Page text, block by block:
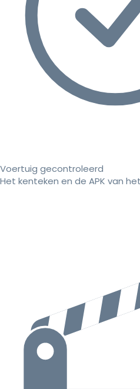
Voertuig gecontroleerd
Het kenteken en de APK van